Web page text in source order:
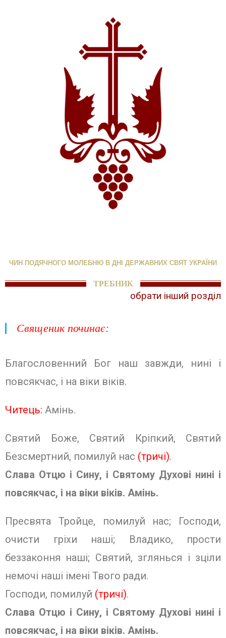
ЧИН ПОДЯЧНОГО МОЛЕБНЮ В ДНІ ДЕРЖАВНИХ СВЯТ УКРАЇНИ
ТРЕБНИК
обрати інший розділ
Священик починає:
Благословенний Бог наш завжди, нині і
повсякчас, і на віки віків.
Читець: Амінь.
Святий Боже, Святий Кріпкий, Свя­тий
Безсмертний, помилуй нас (тричі).
Слава Отцю і Сину, і Святому Духо­ві нині і
повсякчас, і на віки віків. Амінь.
Пресвята Тройце, помилуй нас; Гос­поди,
очисти гріхи наші; Владико, про­сти
беззаконня наші; Святий, зглянься і зціли
немочі наші імені Твого ради.
Господи, помилуй (тричі).
Слава Отцю і Сину, і Святому Духо­ві нині і
повсякчас, і на віки віків. Амінь.